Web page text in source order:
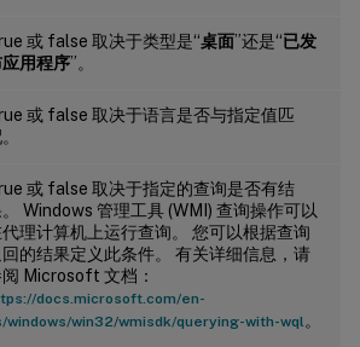
或 false 取决于类型是“桌面”还是“已发
用程序”。
或 false 取决于语言是否与指定值匹
或 false 取决于指定的查询是否有结
Windows 管理工具 (WMI) 查询操作可以
理计算机上运行查询。 您可以根据查询
的结果定义此条件。 有关详细信息，请
Microsoft 文档：
docs.microsoft.com/en-
windows/win32/wmisdk/querying-with-wql 。